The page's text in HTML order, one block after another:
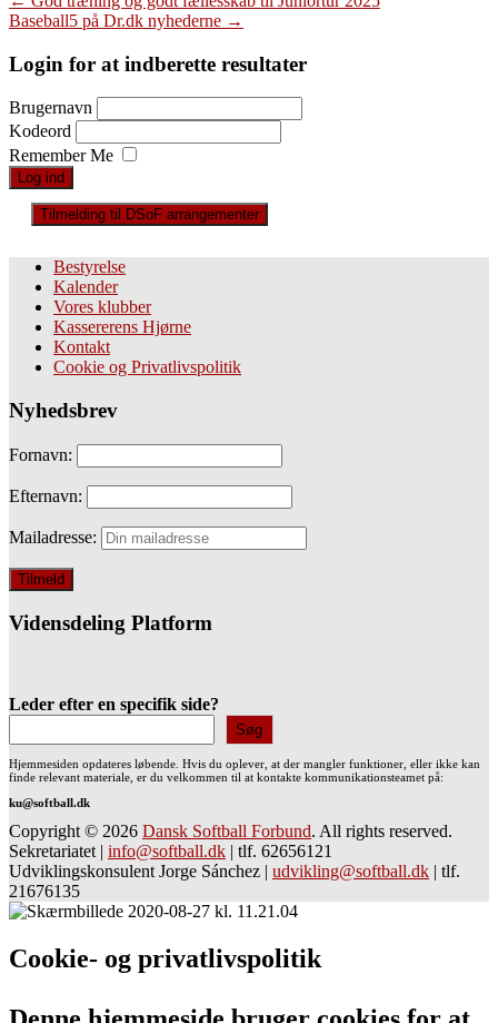
Baseball5 på Dr.dk nyhederne →
Login for at indberette resultater
Brugernavn
Kodeord
Remember Me
Tilmelding til DSoF arrangementer
Bestyrelse
Kalender
Vores klubber
Kassererens Hjørne
Kontakt
Cookie og Privatlivspolitik
Nyhedsbrev
Fornavn:
Efternavn:
Mailadresse:
Vidensdeling Platform
Leder efter en specifik side?
Søg
Hjemmesiden opdateres løbende. Hvis du oplever, at der mangler funktioner, eller ikke kan
finde relevant materiale, er du velkommen til at kontakte kommunikationsteamet på:
ku@softball.dk
Copyright © 2026 Dansk Softball Forbund. All rights reserved.
Sekretariatet | info@softball.dk | tlf. 62656121
Udviklingskonsulent Jorge Sánchez | udvikling@softball.dk | tlf.
21676135
Cookie- og privatlivspolitik